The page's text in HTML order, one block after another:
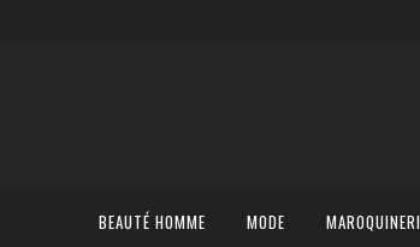
BEAUTÉ HOMME MODE